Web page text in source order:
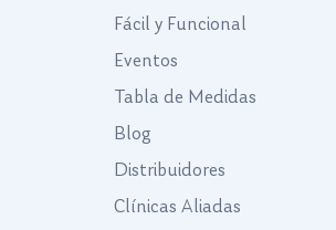
Fácil y Funcional
Eventos
Tabla de Medidas
Blog
Distribuidores
Clínicas Aliadas